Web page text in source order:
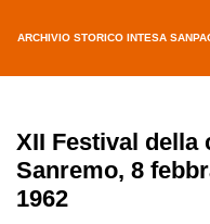
ARCHIVIO STORICO INTESA
XII Festival della
Sanremo, 8
1962